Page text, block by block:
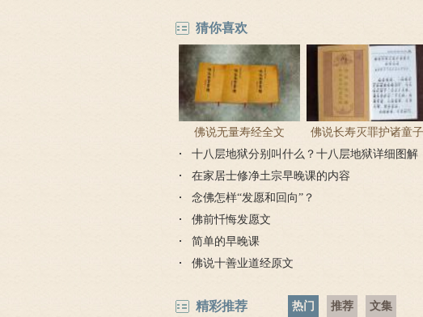
猜你喜欢
佛说无量寿经全文
佛说长寿灭罪护诸童子
陀罗尼经全文
十八层地狱分别叫什么？十八层地狱详细图解
在家居士修净土宗早晚课的内容
念佛怎样“发愿和回向”？
佛前忏悔发愿文
简单的早晚课
佛说十善业道经原文
精彩推荐 热门 推荐 文集